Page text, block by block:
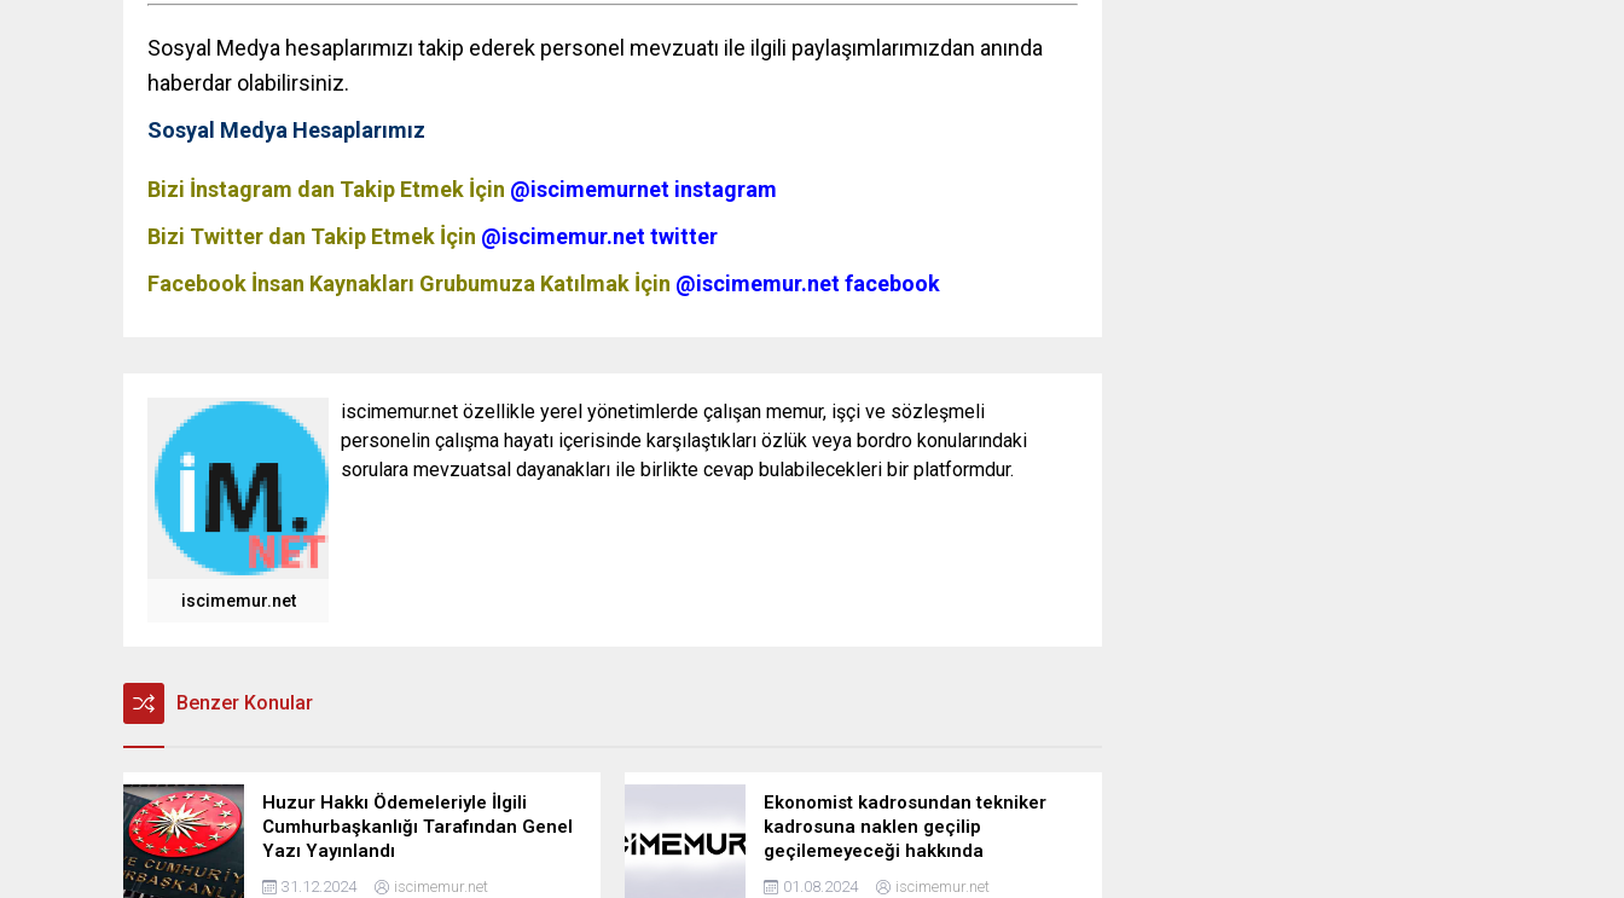
Sosyal Medya hesaplarımızı takip ederek personel mevzuatı ile ilgili paylaşımlarımızdan anında
haberdar olabilirsiniz.
Sosyal Medya Hesaplarımız
Bizi İnstagram dan Takip Etmek İçin @iscimemurnet instagram
Bizi Twitter dan Takip Etmek İçin @iscimemur.net twitter
Facebook İnsan Kaynakları Grubumuza Katılmak İçin @iscimemur.net facebook
iscimemur.net
iscimemur.net özellikle yerel yönetimlerde çalışan memur, işçi ve sözleşmeli
personelin çalışma hayatı içerisinde karşılaştıkları özlük veya bordro konularındaki
sorulara mevzuatsal dayanakları ile birlikte cevap bulabilecekleri bir platformdur.
Benzer Konular
Huzur Hakkı Ödemeleriyle İlgili
Cumhurbaşkanlığı Tarafından Genel
Yazı Yayınlandı
31.12.2024 iscimemur.net
Ekonomist kadrosundan tekniker
kadrosuna naklen geçilip
geçilemeyeceği hakkında
01.08.2024 iscimemur.net